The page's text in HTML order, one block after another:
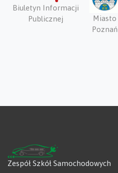
Biuletyn Informacji
Publicznej
Miasto
Poznań
Zespół Szkół Samochodowych